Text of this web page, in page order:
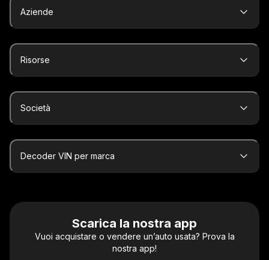
Aziende
Risorse
Società
Decoder VIN per marca
Scarica la nostra app
Vuoi acquistare o vendere un’auto usata? Prova la
nostra app!